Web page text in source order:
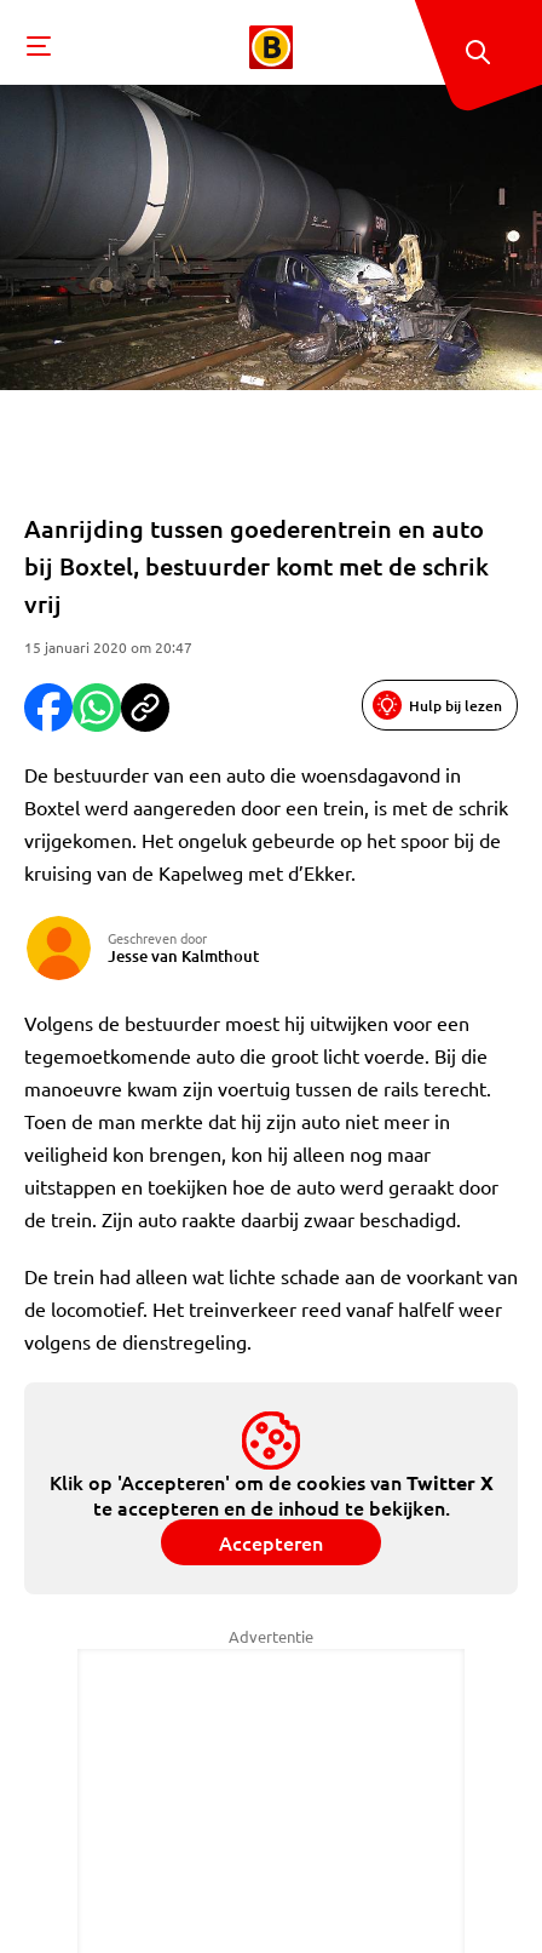
Aanrijding tussen goederentrein en auto
bij Boxtel, bestuurder komt met de schrik
vrij
15 januari 2020 om 20:47
Hulp bij lezen
De bestuurder van een auto die woensdagavond in
Boxtel werd aangereden door een trein, is met de schrik
vrijgekomen. Het ongeluk gebeurde op het spoor bij de
kruising van de Kapelweg met d’Ekker.
Geschreven door
Jesse van Kalmthout
Volgens de bestuurder moest hij uitwijken voor een
tegemoetkomende auto die groot licht voerde. Bij die
manoeuvre kwam zijn voertuig tussen de rails terecht.
Toen de man merkte dat hij zijn auto niet meer in
veiligheid kon brengen, kon hij alleen nog maar
uitstappen en toekijken hoe de auto werd geraakt door
de trein. Zijn auto raakte daarbij zwaar beschadigd.
De trein had alleen wat lichte schade aan de voorkant van
de locomotief. Het treinverkeer reed vanaf halfelf weer
volgens de dienstregeling.
Klik op 'Accepteren' om de cookies vanTwitter X
te accepteren en de inhoud te bekijken.
Accepteren
Advertentie